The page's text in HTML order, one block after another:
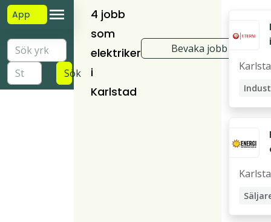
App
Sök
4 jobb
som
elektriker
i
Karlstad
Bevaka jobb